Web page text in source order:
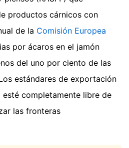
productos cárnicos con
de la Comisión Europea
por ácaros en el jamón
del uno por ciento de las
estándares de exportación
completamente libre de
las fronteras